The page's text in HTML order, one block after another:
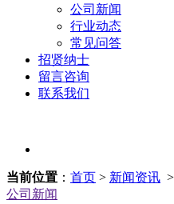
公司新闻
行业动态
常见问答
招贤纳士
留言咨询
联系我们
当前位置 ： 首页 > 新闻资讯
公司新闻